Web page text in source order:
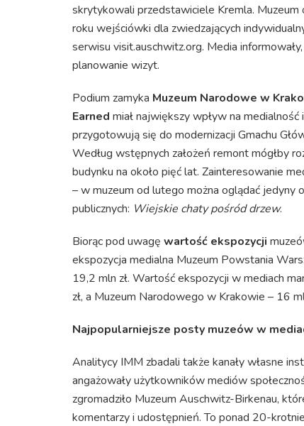
skrytykowali przedstawiciele Kremla. Muzeum
roku wejściówki dla zwiedzających
serwisu visit.auschwitz.org. Media
planowanie wizyt.
Podium zamyka Muzeum Narodowe w
Earned miał największy wpływ na
przygotowują się do modernizacji Gmachu
Według wstępnych założeń remont mógłby
budynku na około pięć lat. Zainteresowanie
– w muzeum od lutego można oglądać jedyny
publicznych: Wiejskie chaty pośród drzew.
Biorąc pod uwagę wartość ekspozycji
ekspozycja medialna Muzeum Powstania
19,2 mln zł. Wartość ekspozycji w mediach
zł, a Muzeum Narodowego w Krakowie – 16
Najpopularniejsze posty muzeów w
Analitycy IMM zbadali także kanały własne
angażowały użytkowników mediów
zgromadziło Muzeum Auschwitz-Birkenau,
komentarzy i udostępnień. To ponad 20-